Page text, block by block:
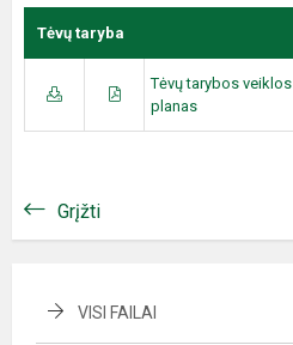
Tėvų taryba
Tėvų tarybos veiklos
planas
Grįžti
VISI FAILAI